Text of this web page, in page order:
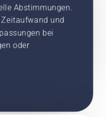
Abstimmungen.
und
bei
oder